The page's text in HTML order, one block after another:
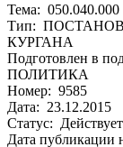
Тема: 050.040.000
Тип:
КУРГАНА
Подготовлен в
ПОЛИТИКА
Номер: 9585
Дата: 23.12.2015
Статус: Действует
Дата публикации